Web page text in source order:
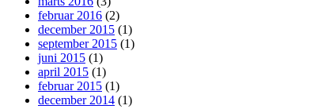
februar 2016 (2)
december 2015 (1)
september 2015 (1)
juni 2015 (1)
april 2015 (1)
februar 2015 (1)
december 2014 (1)